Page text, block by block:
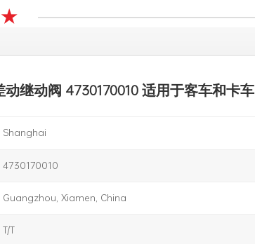
动继动阀 4730170010 适用于客车和卡车
Shanghai
4730170010
Guangzhou, Xiamen, China
T/T